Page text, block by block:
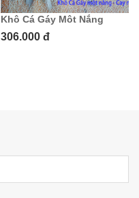
Khô Cá Gáy Môt Nắng
306.000 đ